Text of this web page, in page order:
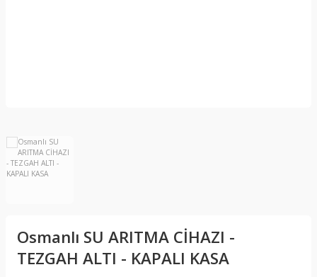
Osmanlı SU ARITMA CİHAZI -
TEZGAH ALTI - KAPALI KASA